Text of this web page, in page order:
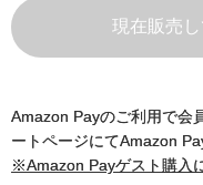
現在販売
Amazon Payのご利用で会
ートページにてAmazon
※Amazon Payゲスト購入